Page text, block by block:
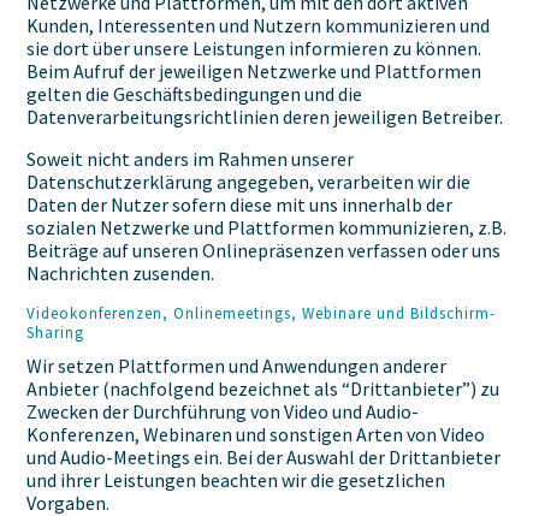
Kunden, Interessenten und Nutzern kommunizieren und
sie dort über unsere Leistungen informieren zu können.
Beim Aufruf der jeweiligen Netzwerke und Plattformen
gelten die Geschäftsbedingungen und die
Datenverarbeitungsrichtlinien deren jeweiligen Betreiber.
Soweit nicht anders im Rahmen unserer
Datenschutzerklärung angegeben, verarbeiten wir die
Daten der Nutzer sofern diese mit uns innerhalb der
sozialen Netzwerke und Plattformen kommunizieren, z.B.
Beiträge auf unseren Onlinepräsenzen verfassen oder uns
Nachrichten zusenden.
Videokonferenzen, Onlinemeetings, Webinare und Bildschirm-
Sharing
Wir setzen Plattformen und Anwendungen anderer
Anbieter (nachfolgend bezeichnet als “Drittanbieter”) zu
Zwecken der Durchführung von Video und Audio-
Konferenzen, Webinaren und sonstigen Arten von Video
und Audio-Meetings ein. Bei der Auswahl der Drittanbieter
und ihrer Leistungen beachten wir die gesetzlichen
Vorgaben.